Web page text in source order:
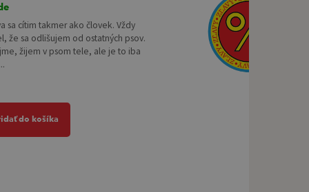
sa cítim takmer ako človek. Vždy
že sa odlišujem od ostatných psov.
žijem v psom tele, ale je to iba
do košíka